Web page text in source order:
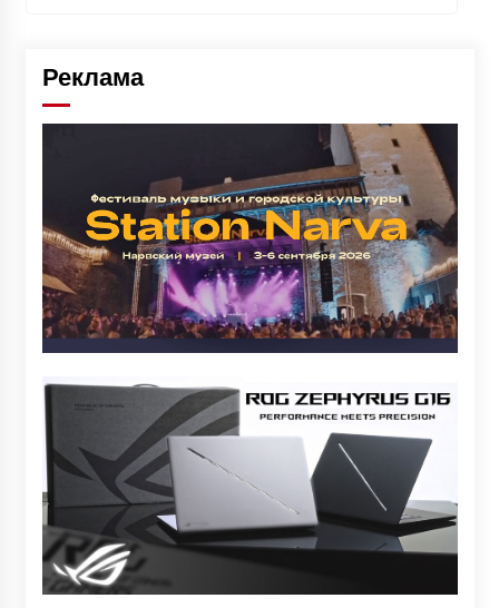
Реклама